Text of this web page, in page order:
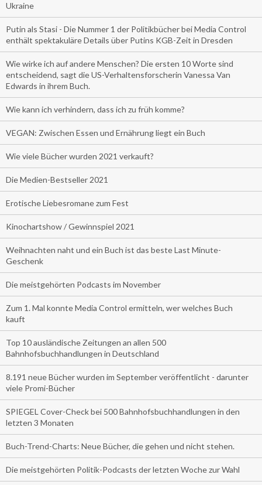
Ukraine
Putin als Stasi - Die Nummer 1 der Politikbücher bei Media Control
enthält spektakuläre Details über Putins KGB-Zeit in Dresden
Wie wirke ich auf andere Menschen? Die ersten 10 Worte sind
entscheidend, sagt die US-Verhaltensforscherin Vanessa Van
Edwards in ihrem Buch.
Wie kann ich verhindern, dass ich zu früh komme?
VEGAN: Zwischen Essen und Ernährung liegt ein Buch
Wie viele Bücher wurden 2021 verkauft?
Die Medien-Bestseller 2021
Erotische Liebesromane zum Fest
Kinochartshow / Gewinnspiel 2021
Weihnachten naht und ein Buch ist das beste Last Minute-
Geschenk
Die meistgehörten Podcasts im November
Zum 1. Mal konnte Media Control ermitteln, wer welches Buch
kauft
Top 10 ausländische Zeitungen an allen 500
Bahnhofsbuchhandlungen in Deutschland
8.191 neue Bücher wurden im September veröffentlicht - darunter
viele Promi-Bücher
SPIEGEL Cover-Check bei 500 Bahnhofsbuchhandlungen in den
letzten 3 Monaten
Buch-Trend-Charts: Neue Bücher, die gehen und nicht stehen.
Die meistgehörten Politik-Podcasts der letzten Woche zur Wahl